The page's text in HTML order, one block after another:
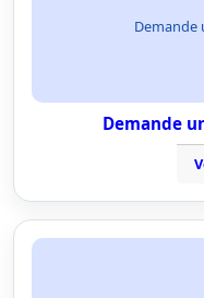
Demande
Demande